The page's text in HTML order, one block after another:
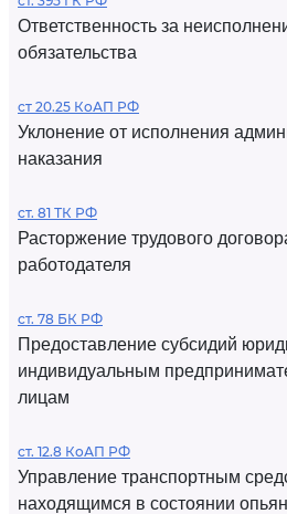
Ответственность за
обязательства
ст 20.25 КоАП РФ
Уклонение от исполнения
наказания
ст. 81 ТК РФ
Расторжение трудового
работодателя
ст. 78 БК РФ
Предоставление субсидий
индивидуальным
лицам
ст. 12.8 КоАП РФ
Управление транспортным
находящимся в состоянии